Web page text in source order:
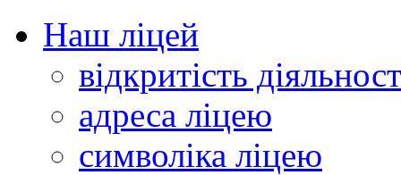
Наш ліцей
відкритість
адреса ліцею
символіка ліцею